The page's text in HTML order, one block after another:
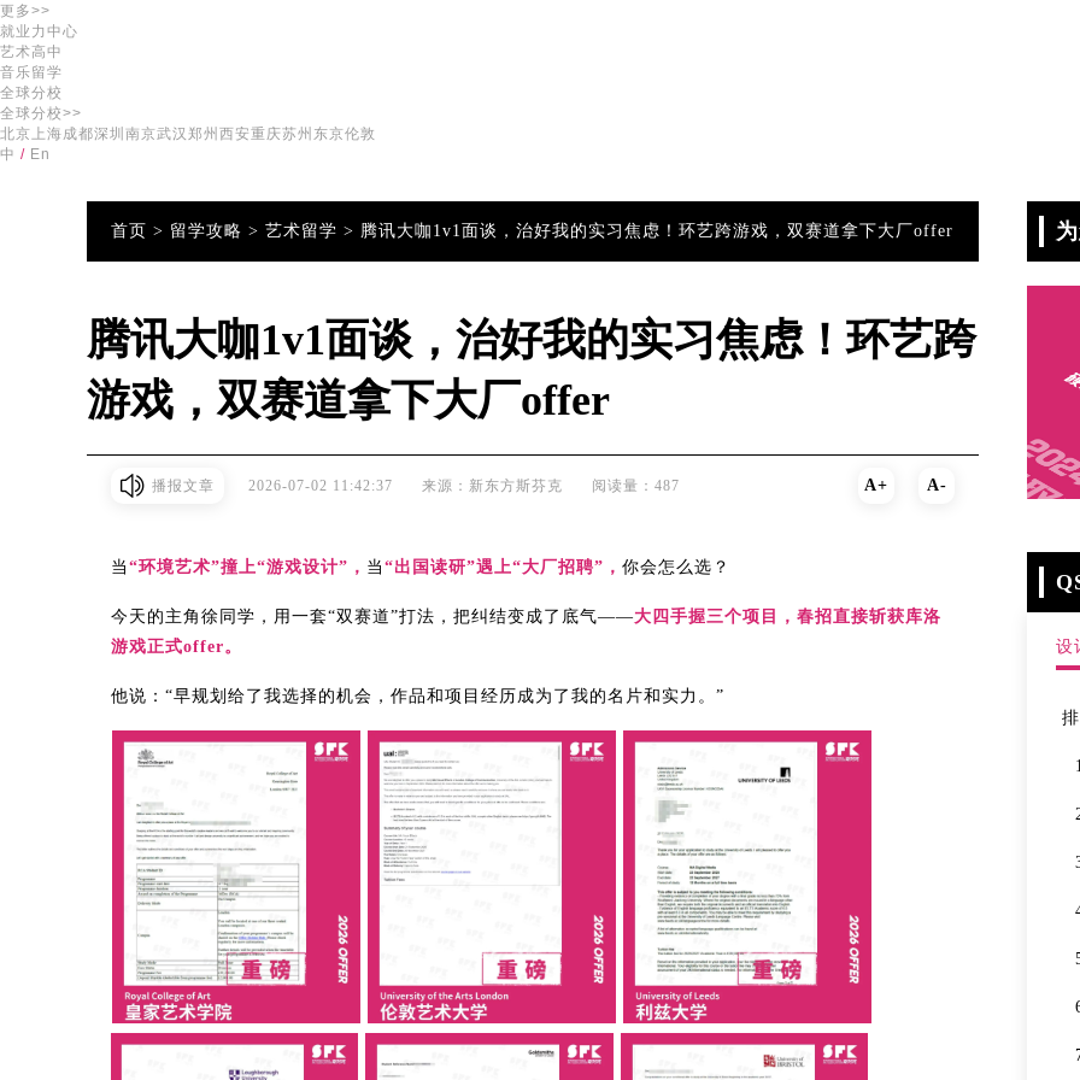
更多>>
就业力中心
艺术高中
音乐留学
全球分校
全球分校>>
北京 上海成都深圳 南京武汉 郑州 西安重庆苏州 东京伦敦
中 / En
首页 > 留学攻略 > 艺术留学 > 腾讯大咖1v1面谈，治好我的实习焦虑！环艺跨游戏，双赛道拿下大厂offer
腾讯大咖1v1面谈，治好我的实习焦虑！环艺跨
游戏，双赛道拿下大厂offer
播报文章 2026-07-02 11:42:37 来源：新东方斯芬克 阅读量：487 A+ A-
当 “环境艺术”撞上“游戏设计”， 当 “出国读研”遇上“大厂招聘”， 你会怎么选？
今天的主角徐同学，用一套“双赛道”打法，把纠结变成了底气——大四手握三个项目，春招直接斩获库洛
游戏正式offer。
他说：“早规划给了我选择的机会，作品和项目经历成为了我的名片和实力。”
设